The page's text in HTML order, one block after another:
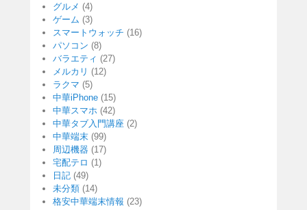
グルメ (4)
ゲーム (3)
スマートウォッチ (16)
パソコン (8)
バラエティ (27)
メルカリ (12)
ラクマ (5)
中華iPhone (15)
中華スマホ (42)
中華タブ入門講座 (2)
中華端末 (99)
周辺機器 (17)
宅配テロ (1)
日記 (49)
未分類 (14)
格安中華端末情報 (23)